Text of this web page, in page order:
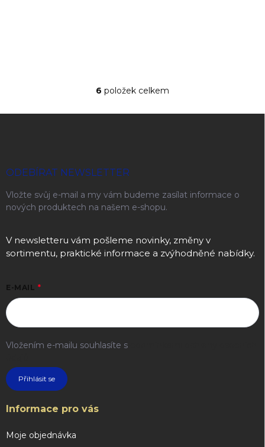
Ovládací prvky výpisu
6 položek celkem
ODEBÍRAT NEWSLETTER
Vložte svůj e-mail a my vám budeme zasílat informace o
nových produktech na našem e-shopu.
V newsletteru vám pošleme novinky, změny v
sortimentu, praktické informace a zvýhodněné nabídky.
E-MAIL
Vložením e-mailu souhlasíte s
Přihlásit se
Informace pro vás
Moje objednávka